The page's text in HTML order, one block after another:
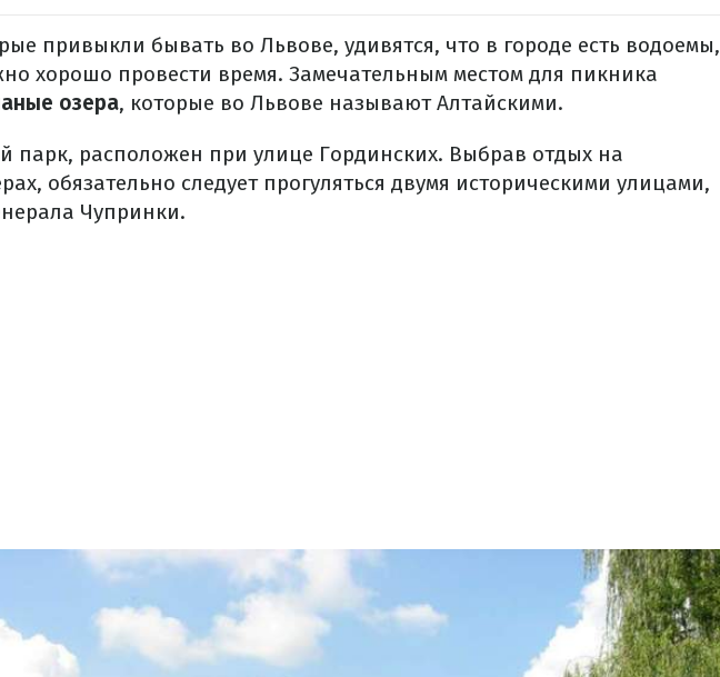
привыкли бывать во Львове, удивятся, что в городе есть водоемы,
хорошо провести время. Замечательным местом для пикника
озера, которые во Львове называют Алтайскими.
парк, расположен при улице Гординских. Выбрав отдых на
обязательно следует прогуляться двумя историческими улицами,
Чупринки.